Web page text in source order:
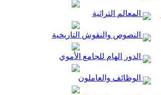
المعالم التراثية
النصوص والنقوش التاريخية
الدور الهام للجامع الأموي
الوظائف والعاملون